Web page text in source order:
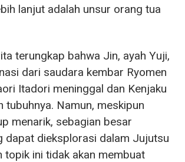
lanjut adalah unsur orang tua
terungkap bahwa Jin, ayah Yuji,
dari saudara kembar Ryomen
Itadori meninggal dan Kenjaku
tubuhnya. Namun, meskipun
menarik, sebagian besar
dapat dieksplorasi dalam Jujutsu
topik ini tidak akan membuat